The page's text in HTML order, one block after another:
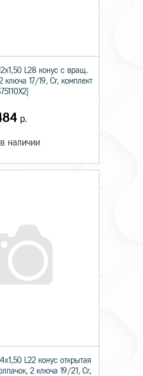
L28 конус с вращ.
ключа 17/19, Cr, комплект
р.
наличии
L22 конус открытая
2 ключа 19/21, Cr,